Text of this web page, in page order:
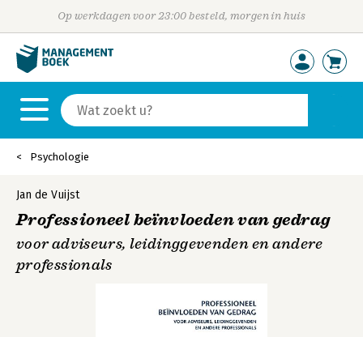
Op werkdagen voor 23:00 besteld, morgen in huis
Psychologie
Jan de Vuijst
Professioneel beïnvloeden van gedrag
voor adviseurs, leidinggevenden en andere
professionals